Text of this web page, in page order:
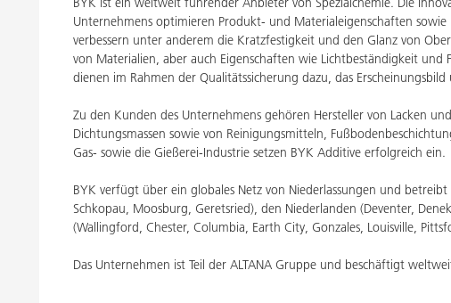
Unternehmens optimieren Produkt- und Materialeigenschaften
verbessern unter anderem die Kratzfestigkeit und den Glanz von
von Materialien, aber auch Eigenschaften wie Lichtbeständigkeit
dienen im Rahmen der Qualitätssicherung dazu, das
Zu den Kunden des Unternehmens gehören Hersteller von Lacken
Dichtungsmassen sowie von Reinigungsmitteln,
Gas- sowie die Gießerei-Industrie setzen BYK Additive erfolgreich ein.
BYK verfügt über ein globales Netz von Niederlassungen und
Schkopau, Moosburg, Geretsried), den Niederlanden (Deventer,
(Wallingford, Chester, Columbia, Earth City, Gonzales, Louisville,
Das Unternehmen ist Teil der ALTANA Gruppe und beschäftigt